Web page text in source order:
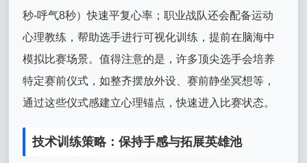
秒-呼气8秒）快速平复心率；职业战队还会配备运动
心理教练，帮助选手进行可视化训练，提前在脑海中
模拟比赛场景。值得注意的是，许多顶尖选手会培养
特定赛前仪式，如整齐摆放外设、赛前静坐冥想等，
通过这些仪式感建立心理锚点，快速进入比赛状态。
技术训练策略：保持手感与拓展英雄池